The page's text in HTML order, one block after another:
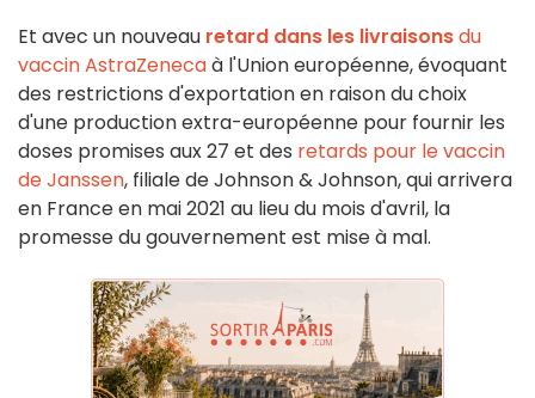
Et avec un nouveau retard dans les livraisonsdu
vaccin AstraZenecaà l'Union européenne, évoquant
des restrictions d'exportation en raison du choix
d'une production extra-européenne pour fournir les
doses promises aux 27 et des retards pour le vaccin
de Janssen, filiale de Johnson & Johnson, qui arrivera
en France en mai 2021 au lieu du mois d'avril, la
promesse du gouvernement est mise à mal.